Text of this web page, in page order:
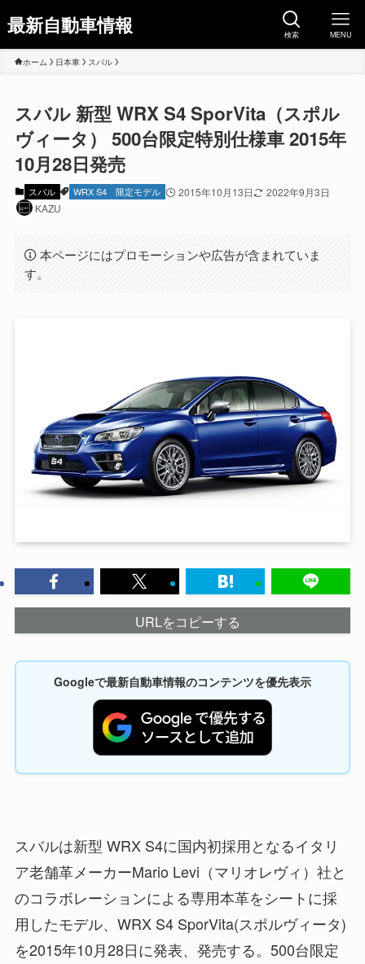
最新自動車情報 検索 MENU
ホーム 日本車 スバル
スバル 新型 WRX S4 SporVita（スポル
ヴィータ） 500台限定特別仕様車 2015年
10月28日発売
スバル WRX S4 限定モデル 2015年10月13日
2022年9月3日
KAZU
本ページにはプロモーションや広告が含まれていま
す。
URLをコピーする
Googleで最新自動車情報のコンテンツを優先表示
スバルは新型 WRX S4に国内初採用となるイタリ
ア老舗革メーカーMario Levi（マリオレヴィ）社と
のコラボレーションによる専用本革をシートに採
用したモデル、WRX S4 SporVita(スポルヴィータ)
を2015年10月28日に発表、発売する。500台限定